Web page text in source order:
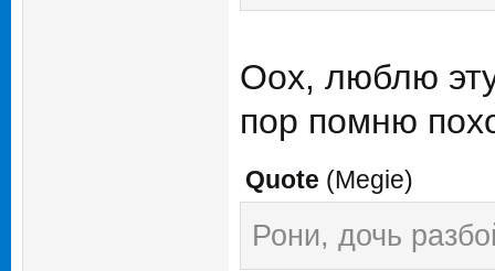
Оох, люблю
пор помню
Quote (Megie)
Рони, дочь